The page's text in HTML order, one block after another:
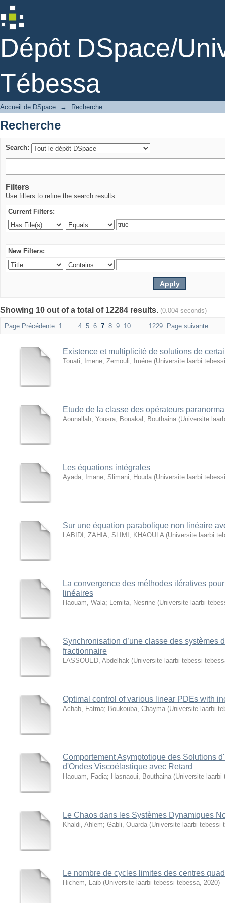
Dépôt DSpace/
Tébessa
Recherche
Accueil de DSpace → Recherche
Recherche
Search:
Filters
Use filters to refine the search results.
Current Filters:
New Filters:
Showing 10 out of a total of 12284 results. (0.004 seconds)
Page Précédente 1 . . . 4 5 6 7 8 9 10 . . . 1229 Page suivante
Existence et multiplicité de solutions de
Touati, Imene; Zemouli, Iméne (Universite laarbi
Etude de la classe des opérateurs
Aounallah, Yousra; Bouakal, Bouthaina (Universite
Les équations intégrales
Ayada, Imane; Slimani, Houda (Universite laarbi
Sur une équation parabolique non linéaire
LABIDI, ZAHIA; SLIMI, KHAOULA (Universite laarbi
La convergence des méthodes itératives
linéaires
Haouam, Wala; Lemita, Nesrine (Universite laarbi
Synchronisation d’une classe des systèmes
fractionnaire
LASSOUED, Abdelhak (Universite laarbi tebessi
Optimal control of various linear PDEs with
Achab, Fatma; Boukouba, Chayma (Universite laarbi
Comportement Asymptotique des Solutions
d'Ondes Viscoélastique avec Retard
Haouam, Fadia; Hasnaoui, Bouthaina (Universite laarbi
Le Chaos dans les Systèmes Dynamiques
Khaldi, Ahlem; Gabli, Ouarda (Universite laarbi tebessi
Le nombre de cycles limites des centres
Hichem, Laib (Universite laarbi tebessi tebessa, 2020)